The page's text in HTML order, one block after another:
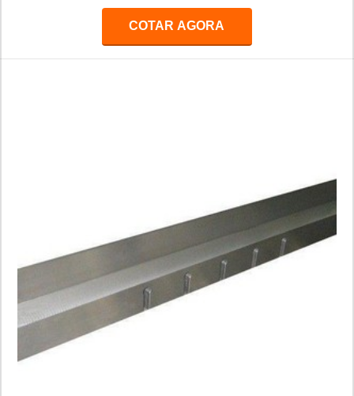
projetos. Além disso, oferecemos preços competitivos
e entrega rápida para todos os nossos clientes.
COTAR AGORA